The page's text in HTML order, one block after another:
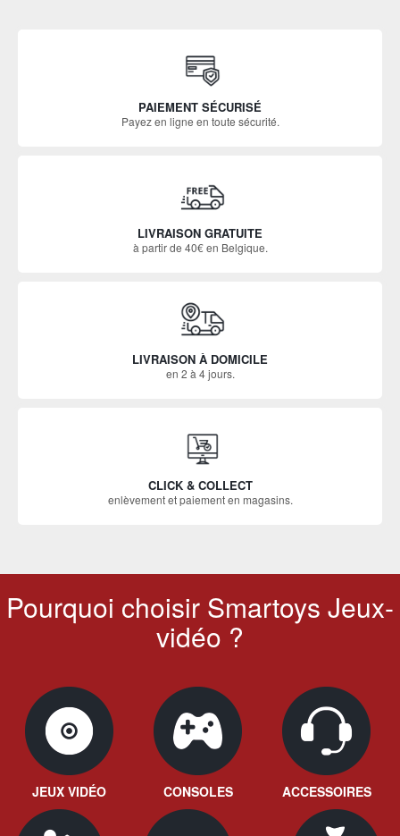
PAIEMENT SÉCURISÉ
Payez en ligne en toute sécurité.
LIVRAISON GRATUITE
à partir de 40€ en Belgique.
LIVRAISON À DOMICILE
en 2 à 4 jours.
CLICK & COLLECT
enlèvement et paiement en magasins.
Pourquoi choisir Smartoys Jeux-
vidéo ?
JEUX VIDÉO CONSOLES ACCESSOIRES